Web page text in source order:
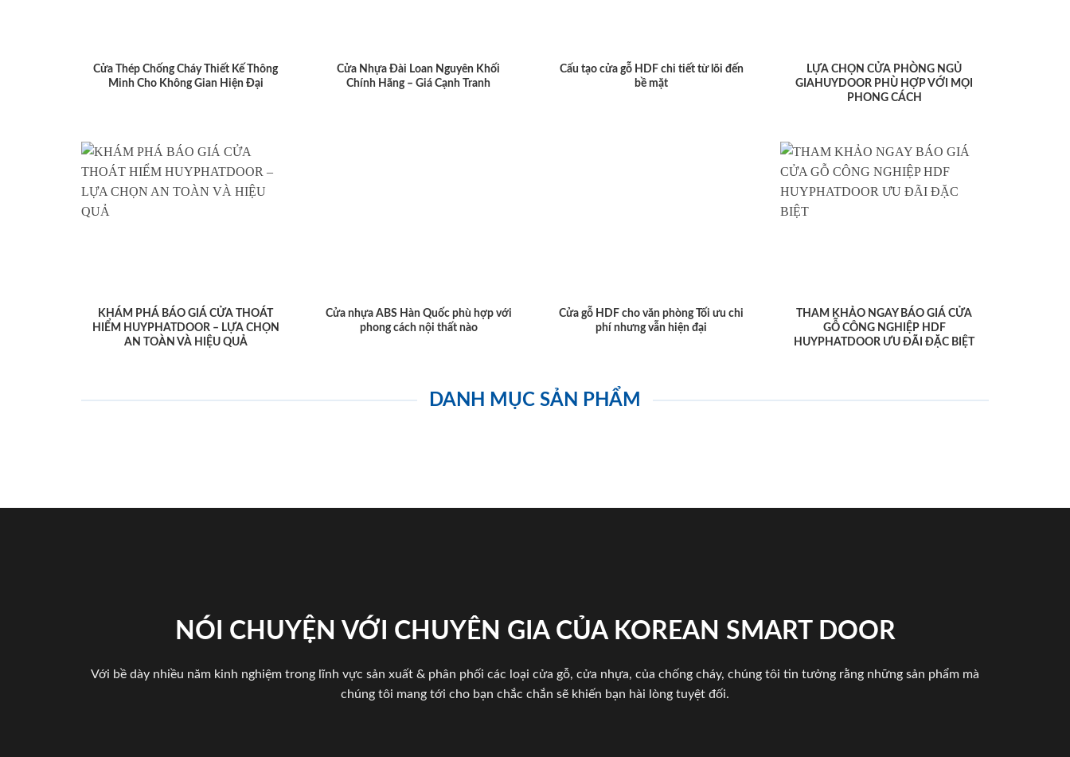
Cửa Thép Chống Cháy Thiết Kế Thông
Minh Cho Không Gian Hiện Đại
Cửa Nhựa Đài Loan Nguyên Khối
Chính Hãng – Giá Cạnh Tranh
Cấu tạo cửa gỗ HDF chi tiết từ lõi đến
bề mặt
LỰA CHỌN CỬA PHÒNG NGỦ
GIAHUYDOOR PHÙ HỢP VỚI MỌI
PHONG CÁCH
KHÁM PHÁ BÁO GIÁ CỬA THOÁT
HIỂM HUYPHATDOOR – LỰA CHỌN
AN TOÀN VÀ HIỆU QUẢ
Cửa nhựa ABS Hàn Quốc phù hợp với
phong cách nội thất nào
Cửa gỗ HDF cho văn phòng Tối ưu chi
phí nhưng vẫn hiện đại
THAM KHẢO NGAY BÁO GIÁ CỬA
GỖ CÔNG NGHIỆP HDF
HUYPHATDOOR ƯU ĐÃI ĐẶC BIỆT
DANH MỤC SẢN PHẨM
NÓI CHUYỆN VỚI CHUYÊN GIA CỦA KOREAN SMART DOOR
Với bề dày nhiều năm kinh nghiệm trong lĩnh vực sản xuất & phân phối các loại cửa gỗ, cửa nhựa, của chống cháy, chúng tôi tin tưởng rằng những sản phẩm mà
chúng tôi mang tới cho bạn chắc chắn sẽ khiến bạn hài lòng tuyệt đối.